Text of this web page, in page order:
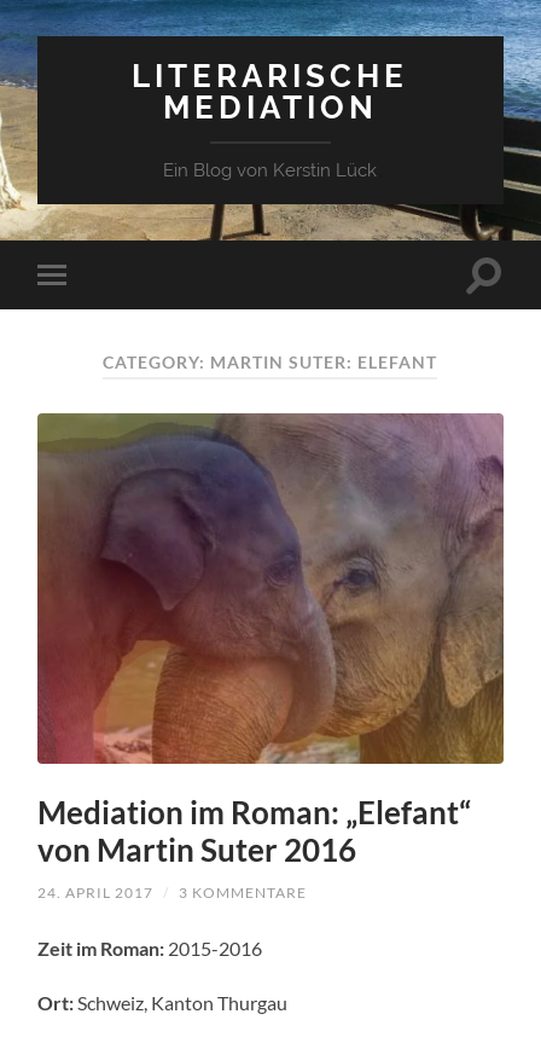
LITERARISCHE
MEDIATION
Ein Blog von Kerstin Lück
CATEGORY: MARTIN SUTER: ELEFANT
Mediation im Roman: „Elefant“
von Martin Suter 2016
24. APRIL 2017 / 3 KOMMENTARE
Zeit im Roman: 2015-2016
Ort: Schweiz, Kanton Thurgau